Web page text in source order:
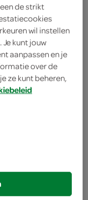
de strikt
wil instellen
Je kunt jouw
aanpassen en je
over de
ze kunt beheren,